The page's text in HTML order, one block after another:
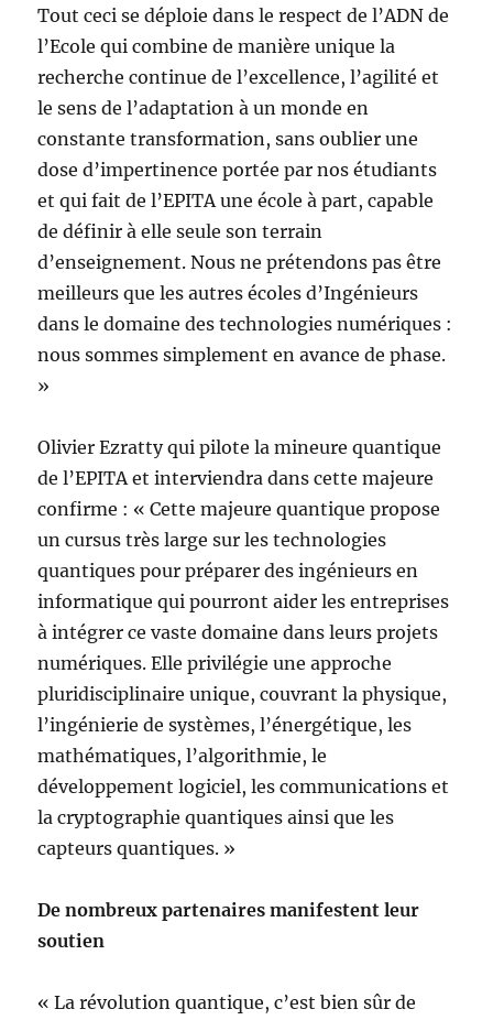
Tout ceci se déploie dans le respect de l’ADN de
l’Ecole qui combine de manière unique la
recherche continue de l’excellence, l’agilité et
le sens de l’adaptation à un monde en
constante transformation, sans oublier une
dose d’impertinence portée par nos étudiants
et qui fait de l’EPITA une école à part, capable
de définir à elle seule son terrain
d’enseignement. Nous ne prétendons pas être
meilleurs que les autres écoles d’Ingénieurs
dans le domaine des technologies numériques :
nous sommes simplement en avance de phase.
»
Olivier Ezratty qui pilote la mineure quantique
de l’EPITA et interviendra dans cette majeure
confirme : « Cette majeure quantique propose
un cursus très large sur les technologies
quantiques pour préparer des ingénieurs en
informatique qui pourront aider les entreprises
à intégrer ce vaste domaine dans leurs projets
numériques. Elle privilégie une approche
pluridisciplinaire unique, couvrant la physique,
l’ingénierie de systèmes, l’énergétique, les
mathématiques, l’algorithmie, le
développement logiciel, les communications et
la cryptographie quantiques ainsi que les
capteurs quantiques. »
De nombreux partenaires manifestent leur
soutien
« La révolution quantique, c’est bien sûr de